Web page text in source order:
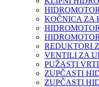
KOČNICA ZA
REDUKTORI
VENTILI ZA
PUŽASTI
ZUPČASTI
ZUPČASTI